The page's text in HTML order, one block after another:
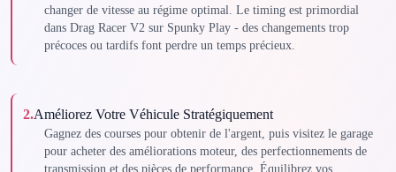
changer de vitesse au régime optimal. Le timing est primordial
dans Drag Racer V2 sur Spunky Play - des changements trop
précoces ou tardifs font perdre un temps précieux.
2.Améliorez Votre Véhicule Stratégiquement
Gagnez des courses pour obtenir de l'argent, puis visitez le garage
pour acheter des améliorations moteur, des perfectionnements de
transmission et des pièces de performance. Équilibrez vos